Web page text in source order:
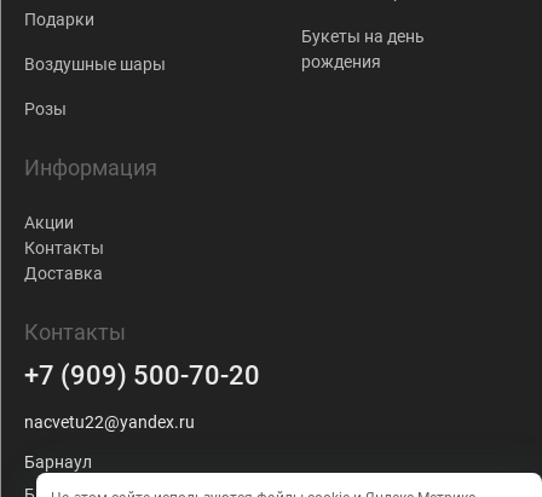
Подарки
Воздушные шары
Розы
Букеты на день
рождения
Информация
Акции
Контакты
Доставка
Контакты
+7 (909) 500-70-20
nacvetu22@yandex.ru
Барнаул